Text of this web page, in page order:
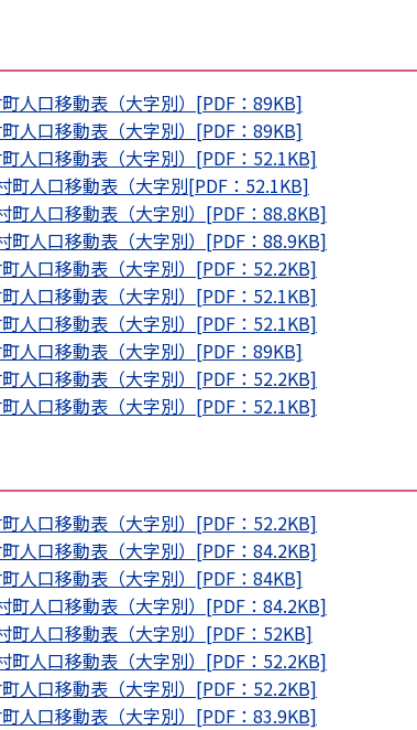
人口移動表（大字別）[PDF：89KB]
人口移動表（大字別）[PDF：89KB]
人口移動表（大字別）[PDF：52.1KB]
町人口移動表（大字別[PDF：52.1KB]
町人口移動表（大字別）[PDF：88.8KB]
町人口移動表（大字別）[PDF：88.9KB]
人口移動表（大字別）[PDF：52.2KB]
人口移動表（大字別）[PDF：52.1KB]
人口移動表（大字別）[PDF：52.1KB]
人口移動表（大字別）[PDF：89KB]
人口移動表（大字別）[PDF：52.2KB]
人口移動表（大字別）[PDF：52.1KB]
人口移動表（大字別）[PDF：52.2KB]
人口移動表（大字別）[PDF：84.2KB]
人口移動表（大字別）[PDF：84KB]
町人口移動表（大字別）[PDF：84.2KB]
町人口移動表（大字別）[PDF：52KB]
町人口移動表（大字別）[PDF：52.2KB]
人口移動表（大字別）[PDF：52.2KB]
人口移動表（大字別）[PDF：83.9KB]